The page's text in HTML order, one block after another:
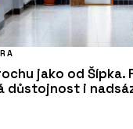
jako od Šípka.
důstojnost i